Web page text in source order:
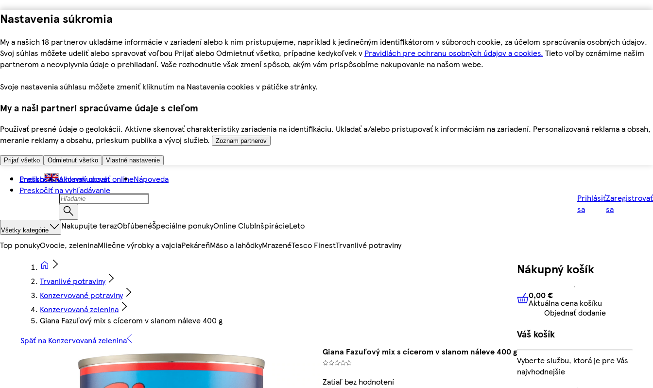
Nastavenia súkromia
My a našich 18 partnerov ukladáme informácie v zariadení alebo k nim pristupujeme, napríklad k jedinečným identifikátorom v súboroch cookie, za účelom spracúvania osobných údajov.
Svoj súhlas môžete udeliť alebo spravovať voľbou Prijať alebo Odmietnuť všetko, prípadne kedykoľvek v Pravidlách pre ochranu osobných údajov a cookies. Tieto voľby oznámime našim
partnerom a neovplyvnia údaje o prehliadaní. Vaše rozhodnutie však zmení spôsob, akým vám prispôsobíme nakupovanie na našom webe.
Svoje nastavenia súhlasu môžete zmeniť kliknutím na Nastavenia cookies v pätičke stránky.
My a naši partneri spracúvame údaje s cieľom
Používať presné údaje o geolokácii. Aktívne skenovať charakteristiky zariadenia na identifikáciu. Ukladať a/alebo pristupovať k informáciám na zariadení. Personalizovaná reklama a obsah,
meranie reklamy a obsahu, prieskum publika a vývoj služieb.
Zoznam partnerov
Prijať všetko Odmietnuť všetko Vlastné nastavenie
Preskočiť na hlavný obsah
Preskočiť na vyhľadávanie
English Ako nakupovať onlineNápoveda
Prihlásiť
sa
Zaregistrovať
sa
Všetky kategórie Nakupujte terazObľúbenéŠpeciálne ponukyOnline ClubInšpirácieLeto
Top ponukyOvocie, zeleninaMliečne výrobky a vajciaPekáreňMäso a lahôdkyMrazenéTesco FinestTrvanlivé potraviny
Trvanlivé potraviny
Konzervované potraviny
Konzervovaná zelenina
Giana Fazuľový mix s cícerom v slanom náleve 400 g
Späť na Konzervovaná zelenina
Giana Fazuľový mix s cícerom v slanom náleve 400 g
Zatiaľ bez hodnotení
Nákupný košík
0,00 € Aktuálna cena košíku
0,00 €
Aktuálna cena košíku
Objednať dodanie
Váš košík
Vyberte službu, ktorá je pre Vás
najvhodnejšie